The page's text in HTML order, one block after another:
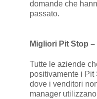
domande che
passato.
Migliori Pit Stop
Tutte le aziende
positivamente i Pit
dove i venditori
manager